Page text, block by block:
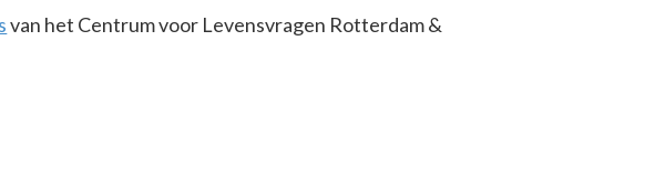
van het Centrum voor Levensvragen Rotterdam &